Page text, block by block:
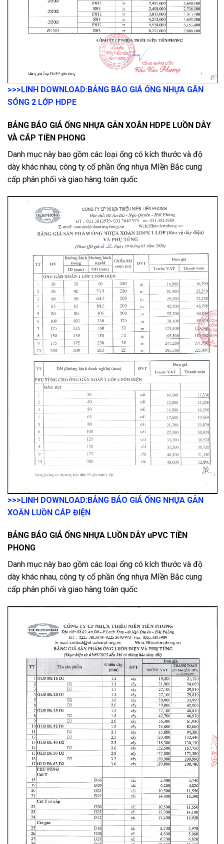
>>>LINH DOWNLOAD:BẢNG BÁO GIÁ ỐNG NHỰA GÂN
SÓNG 2 LỚP HDPE
BẢNG BÁO GIÁ ỐNG NHỰA GÂN XOẮN HDPE LUỒN DÂY
VÀ CÁP TIỀN PHONG
Danh mục này bao gồm các loại ống có kích thước và độ
dày khác nhau, công ty cổ phần ống nhựa MIền Bắc cung
cấp phân phối và giao hàng toàn quốc.
>>>LINH DOWNLOAD:BẢNG BÁO GIÁ ỐNG NHỰA GÂN
XOẮN LUỒN CÁP ĐIỆN
BẢNG BÁO GIÁ ỐNG NHỰA LUỒN DÂY uPVC TIỀN
PHONG
Danh mục này bao gồm các loại ống có kích thước và độ
dày khác nhau, công ty cổ phần ống nhựa MIền Bắc cung
cấp phân phối và giao hàng toàn quốc.